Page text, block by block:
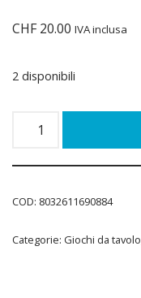
CHF20.00 IVA inclusa
2 disponibili
COD: 8032611690884
Categorie: Giochi da tavolo